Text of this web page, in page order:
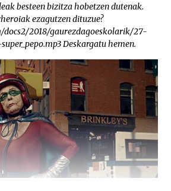
besteen bizitza hobetzen dutenak.
ezagutzen dituzue?
2018/gaurezdagoeskolarik/27-
Deskargatu hemen.